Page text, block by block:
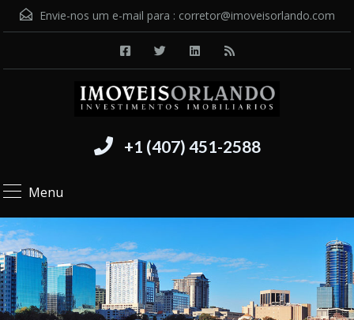
Envie-nos um e-mail para : corretor@imoveisorlando.com
+1 (407) 451-2588
Menu